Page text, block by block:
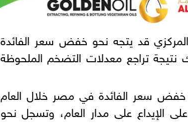
قد يتجه نحو خفض سعر الفائدة
نتيجة تراجع معدلات التضخم الملحوظة
سعر الفائدة في مصر خلال العام
لتتراجع بنحو 14.25% على الإيداع على مدار العام، وتسجل نحو